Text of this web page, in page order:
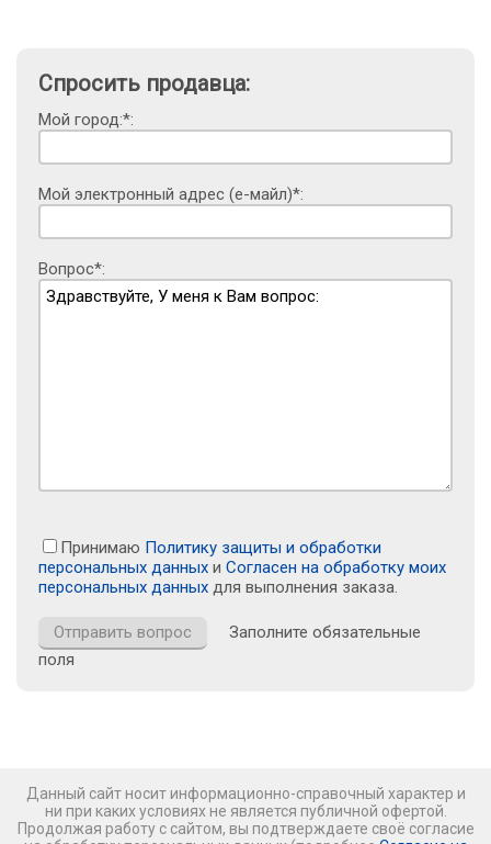
Спросить продавца:
Мой город:*:
Мой электронный адрес (е-майл)*:
Вопрос*:
Принимаю Политику защиты и обработки
персональных данных и Согласен на обработку моих
персональных данных для выполнения заказа.
Заполните обязательные
поля
Данный сайт носит информационно-справочный характер и
ни при каких условиях не является публичной офертой.
Продолжая работу с сайтом, вы подтверждаете своё согласие